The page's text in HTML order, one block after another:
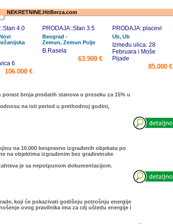
4.0
6
106.000 €
PRODAJA::Stan 3.5
Beograd -
Zemun, Zemun Polje
B.Rasela
63.900 €
PRODAJA::placevi
Ub, Ub
Između ulica: 28
Februara i Moše
Pijade
85.000 €
broja prodatih stanova u proseku za 15% u
na isti period u prethodnoj godini,
na 10.000 bespravno izgrađenih objekata po
na objektima izgrađenim bez građevinske
je sa nepotpunom dokumentacijom.
koji će pokazivati godišnju potrošnju energije
ovog pravilnika ima za cilj uštedu energije i